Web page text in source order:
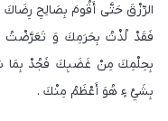
الرِّزْقَ حَتَّى أَقُومَ بِصَالِحِ
فَقَدْ لُذْتُ بِحَرَمِكَ وَ
بِحِلْمِكَ مِنْ غَضَبِكَ فَجُدْ بِمَا
بِشَيْ ءٍ هُوَ أَعْظَمُ مِنْكَ .